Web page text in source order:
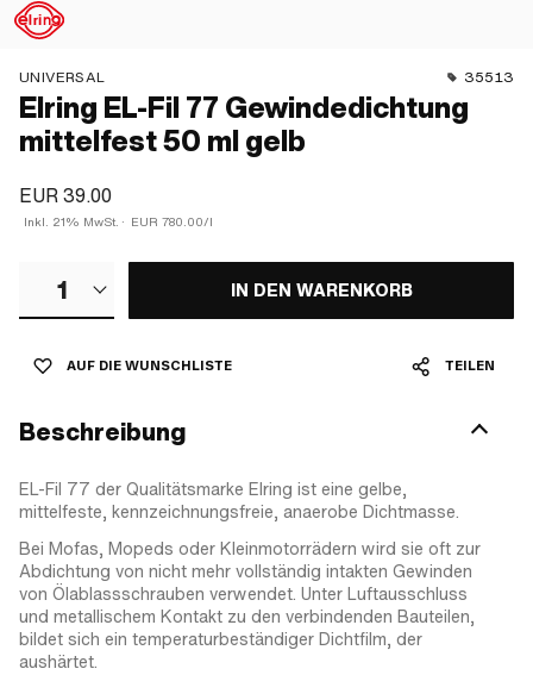
UNIVERSAL 35513
Elring EL-Fil 77 Gewindedichtung
mittelfest 50 ml gelb
EUR 39.00
Inkl. 21% MwSt. · EUR 780.00/l
1 IN DEN WARENKORB
AUF DIE WUNSCHLISTE TEILEN
Beschreibung
EL-Fil 77 der Qualitätsmarke Elring ist eine gelbe,
mittelfeste, kennzeichnungsfreie, anaerobe Dichtmasse.
Bei Mofas, Mopeds oder Kleinmotorrädern wird sie oft zur
Abdichtung von nicht mehr vollständig intakten Gewinden
von Ölablassschrauben verwendet. Unter Luftausschluss
und metallischem Kontakt zu den verbindenden Bauteilen,
bildet sich ein temperaturbeständiger Dichtfilm, der
aushärtet.